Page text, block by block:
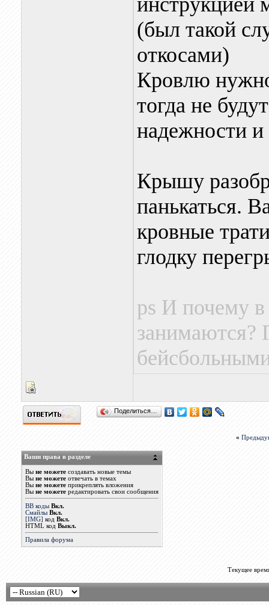
(был такой
откосами)
Кровлю
тогда не
надежности и
Крышу
панькаться.
кровные
глодку
ps И почему
занимаются?
Поделиться…
«
Ваши права в разделе
Вы не можетесоздавать новые темы
Вы не можетеотвечать в темах
Вы не можетеприкреплять вложения
Вы не можетередактировать свои сообщения
BB коды Вкл.
Смайлы Вкл.
[IMG] код Вкл.
HTML код Выкл.
Правила форума
Текущее